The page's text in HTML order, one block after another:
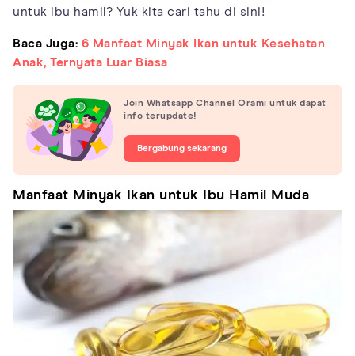
untuk ibu hamil? Yuk kita cari tahu di sini!
Baca Juga: 6 Manfaat Minyak Ikan untuk Kesehatan
Anak, Ternyata Luar Biasa
Join Whatsapp Channel Orami untuk dapat
info terupdate!
Bergabung sekarang
Manfaat Minyak Ikan untuk Ibu Hamil Muda